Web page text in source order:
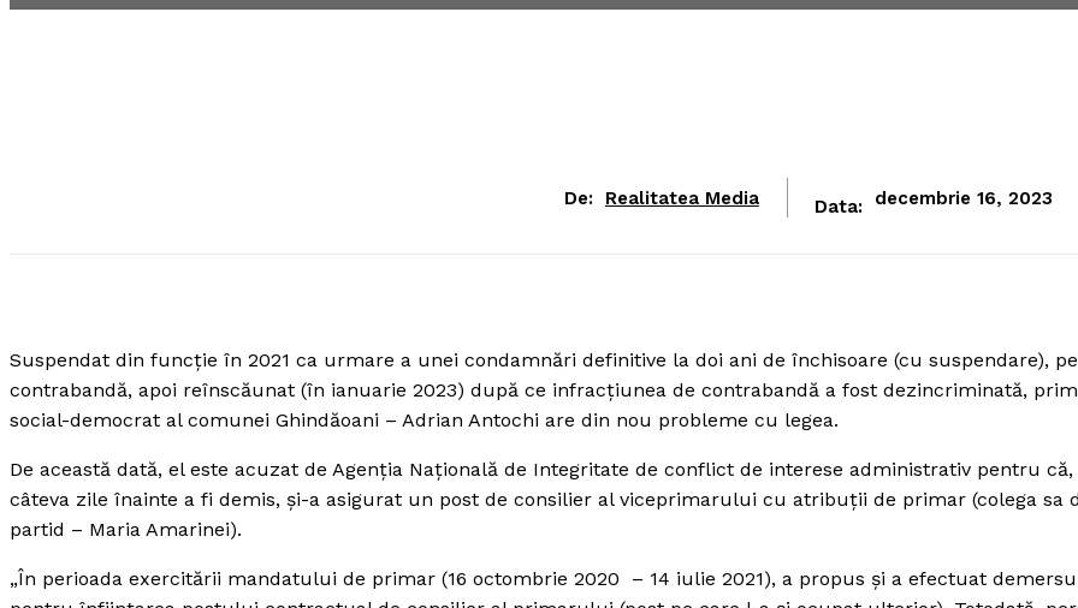
De: Realitatea Media Data: decembrie 16, 2023
Suspendat din funcţie în 2021 ca urmare a unei condamnări definitive la doi ani de închisoare (cu suspendare),
contrabandă, apoi reînscăunat (în ianuarie 2023) după ce infracţiunea de contrabandă a fost dezincriminată,
social-democrat al comunei Ghindăoani – Adrian Antochi are din nou probleme cu legea.
De această dată, el este acuzat de Agenţia Naţională de Integritate de conflict de interese administrativ pentru că,
câteva zile înainte a fi demis, şi-a asigurat un post de consilier al viceprimarului cu atribuţii de primar (colega sa
partid – Maria Amarinei).
„În perioada exercitării mandatului de primar (16 octombrie 2020 – 14 iulie 2021), a propus şi a efectuat